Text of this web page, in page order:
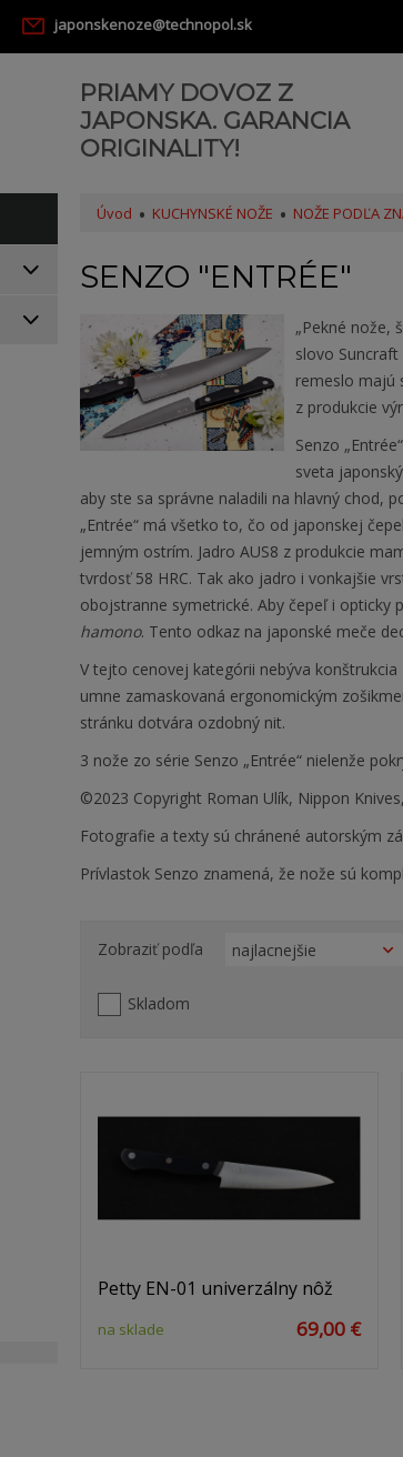
japonskenoze@technopol.sk
PRIAMY DOVOZ Z
JAPONSKA. GARANCIA
ORIGINALITY!
Úvod KUCHYNSKÉ NOŽE NOŽE PODĽA
SENZO "ENTRÉE"
„Pekné nože,
slovo
remeslo majú
z produkcie
Senzo
sveta
aby ste sa správne naladili na hlavný chod,
„Entrée“ má všetko to, čo od japonskej
jemným ostrím. Jadro AUS8 z produkcie
tvrdosť 58 HRC. Tak ako jadro i vonkajšie
obojstranne symetrické. Aby čepeľ i opticky
hamono. Tento odkaz na japonské meče
V tejto cenovej kategórii nebýva konštrukcia
umne zamaskovaná ergonomickým
stránku dotvára ozdobný nit.
3 nože zo série Senzo „Entrée“ nielenže
©2023 Copyright Roman Ulík, Nippon Knives,
Fotografie a texty sú chránené autorským
Prívlastok Senzo znamená, že nože sú
Skladom
Zobraziť podľa
Petty EN-01 univerzálny nôž
na sklade 69,00 €